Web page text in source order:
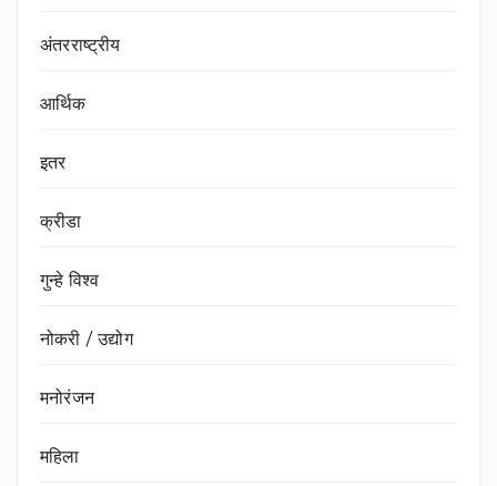
अंतरराष्ट्रीय
आर्थिक
इतर
क्रीडा
गुन्हे विश्व
नोकरी / उद्योग
मनोरंजन
महिला